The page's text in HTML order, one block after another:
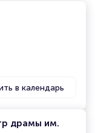
в календарь
драмы им.